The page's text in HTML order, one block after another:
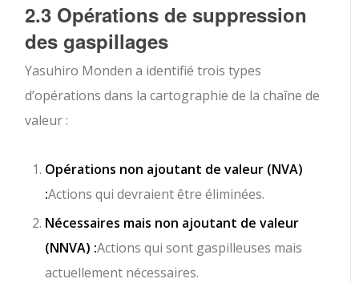
2.3 Opérations de suppression
des gaspillages
Yasuhiro Monden a identifié trois types
d’opérations dans la cartographie de la chaîne de
valeur :
Opérations non ajoutant de valeur (NVA)
:Actions qui devraient être éliminées.
Nécessaires mais non ajoutant de valeur
(NNVA) :Actions qui sont gaspilleuses mais
actuellement nécessaires.